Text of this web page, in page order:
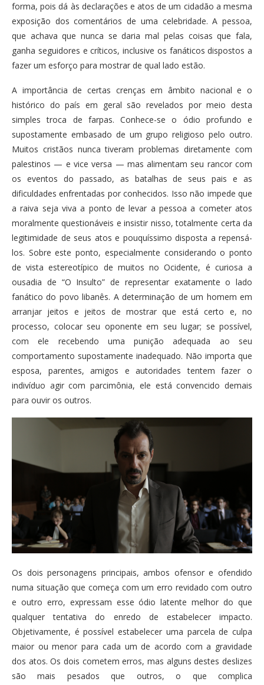
forma, pois dá às declarações e atos de um cidadão a mesma
exposição dos comentários de uma celebridade. A pessoa,
que achava que nunca se daria mal pelas coisas que fala,
ganha seguidores e críticos, inclusive os fanáticos dispostos a
fazer um esforço para mostrar de qual lado estão.
A importância de certas crenças em âmbito nacional e o
histórico do país em geral são revelados por meio desta
simples troca de farpas. Conhece-se o ódio profundo e
supostamente embasado de um grupo religioso pelo outro.
Muitos cristãos nunca tiveram problemas diretamente com
palestinos — e vice versa — mas alimentam seu rancor com
os eventos do passado, as batalhas de seus pais e as
dificuldades enfrentadas por conhecidos. Isso não impede que
a raiva seja viva a ponto de levar a pessoa a cometer atos
moralmente questionáveis e insistir nisso, totalmente certa da
legitimidade de seus atos e pouquíssimo disposta a repensá-
los. Sobre este ponto, especialmente considerando o ponto
de vista estereotípico de muitos no Ocidente, é curiosa a
ousadia de “O Insulto” de representar exatamente o lado
fanático do povo libanês. A determinação de um homem em
arranjar jeitos e jeitos de mostrar que está certo e, no
processo, colocar seu oponente em seu lugar; se possível,
com ele recebendo uma punição adequada ao seu
comportamento supostamente inadequado. Não importa que
esposa, parentes, amigos e autoridades tentem fazer o
indivíduo agir com parcimônia, ele está convencido demais
para ouvir os outros.
Os dois personagens principais, ambos ofensor e ofendido
numa situação que começa com um erro revidado com outro
e outro erro, expressam esse ódio latente melhor do que
qualquer tentativa do enredo de estabelecer impacto.
Objetivamente, é possível estabelecer uma parcela de culpa
maior ou menor para cada um de acordo com a gravidade
dos atos. Os dois cometem erros, mas alguns destes deslizes
são mais pesados que outros, o que complica